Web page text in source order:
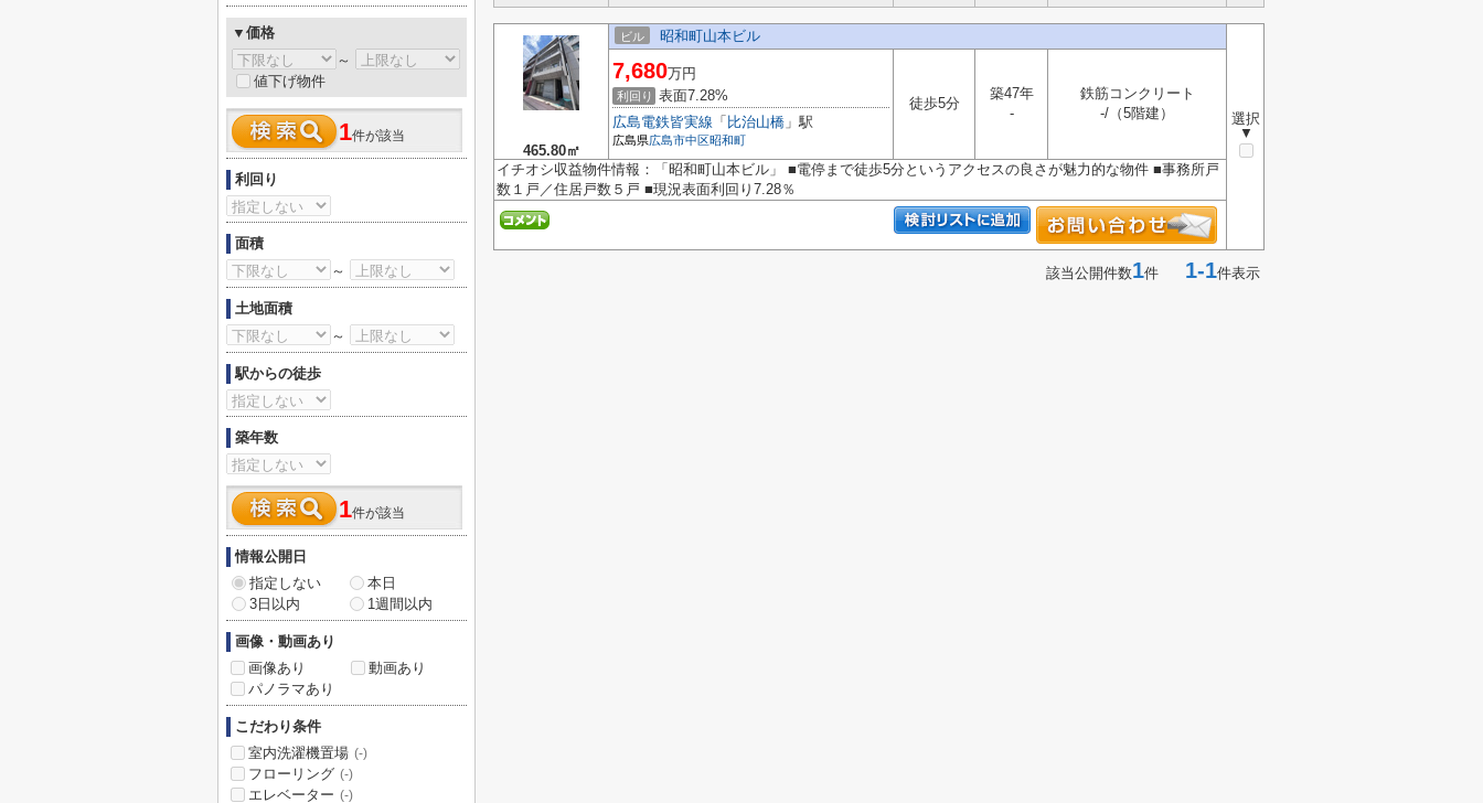
465.80㎡
ビル 昭和町山本ビル
選択
▼
7,680万円
利回り
表面7.28%
広島電鉄皆実線 「 比治山橋 」駅
広島県広島市中区昭和町
徒歩5分
築47年
-
鉄筋コンクリート
-/（5階建）
イチオシ収益物件情報：「昭和町山本ビル」 ■電停まで徒歩5分というアクセスの良さが魅力的な物件 ■事務所戸
数１戸／住居戸数５戸 ■現況表面利回り7.28％
該当公開件数1件 1-1件表示
▼価格
～
値下げ物件
1件が該当
利回り
面積
～
土地面積
～
駅からの徒歩
築年数
1件が該当
情報公開日
指定しない
本日
3日以内
1週間以内
画像・動画あり
画像あり
動画あり
パノラマあり
こだわり条件
室内洗濯機置場 (-)
フローリング (-)
エレベーター (-)